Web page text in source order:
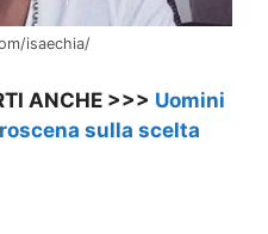
isaechia/
ANCHE >>> Uomini
sulla scelta